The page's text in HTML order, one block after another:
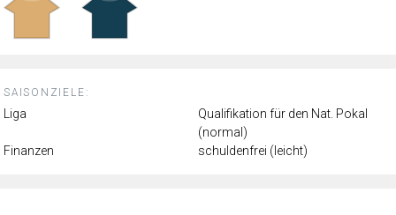
SAISONZIELE:
Liga
Qualifikation für den Nat. Pokal
(normal)
Finanzen
schuldenfrei (leicht)